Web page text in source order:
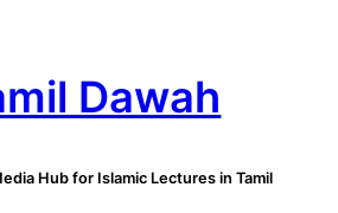
Dawah
Hub for Islamic Lectures in Tamil